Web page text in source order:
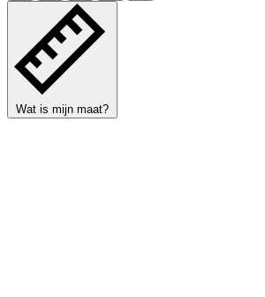
Wat is mijn maat?